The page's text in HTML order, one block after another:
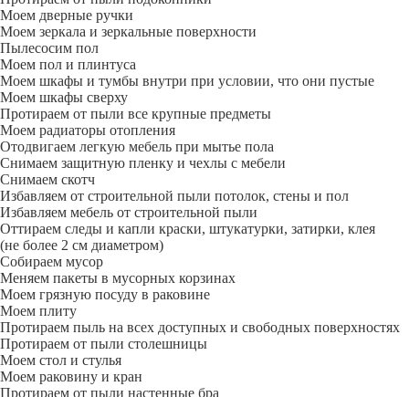
Моем дверные ручки
Моем зеркала и зеркальные поверхности
Пылесосим пол
Моем пол и плинтуса
Моем шкафы и тумбы внутри при условии, что они пустые
Моем шкафы сверху
Протираем от пыли все крупные предметы
Моем радиаторы отопления
Отодвигаем легкую мебель при мытье пола
Снимаем защитную пленку и чехлы с мебели
Снимаем скотч
Избавляем от строительной пыли потолок, стены и пол
Избавляем мебель от строительной пыли
Оттираем следы и капли краски, штукатурки, затирки, клея
(не более 2 см диаметром)
Собираем мусор
Меняем пакеты в мусорных корзинах
Моем грязную посуду в раковине
Моем плиту
Протираем пыль на всех доступных и свободных поверхностях
Протираем от пыли столешницы
Моем стол и стулья
Моем раковину и кран
Протираем от пыли настенные бра